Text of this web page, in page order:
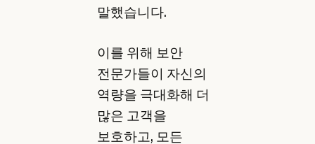
말했습니다.
이를 위해 보안
전문가들이 자신의
역량을 극대화해 더
많은 고객을
보호하고, 모든